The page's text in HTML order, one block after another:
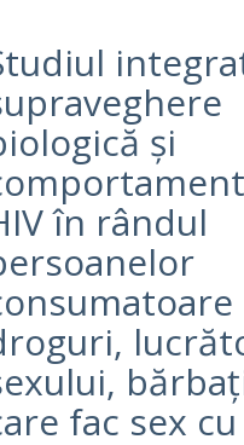
și
în rândul
fac sex